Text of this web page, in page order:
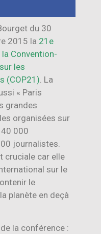
du 30
2015 la 21e
Convention-
les
(COP21). La
« Paris
grandes
organisées sur
000
journalistes.
cruciale car elle
sur le
le
planète en deçà
la conférence :